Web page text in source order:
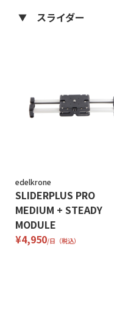
スライダー
edelkrone
SLIDERPLUS PRO
MEDIUM + STEADY
MODULE
¥4,950/日（税込）